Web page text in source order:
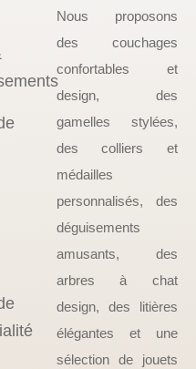
Nous proposons
des couchages
confortables et
design, des
gamelles stylées,
des colliers et
médailles
personnalisés, des
déguisements
amusants, des
arbres à chat
design, des litières
élégantes et une
sélection de jouets